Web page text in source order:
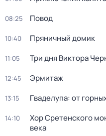
08:25 Повод
10:40 Пряничный домик
11:05 Три дня Виктора
12:45 Эрмитаж
13:15 Гваделупа: от
14:10
Хор Сретенского
века